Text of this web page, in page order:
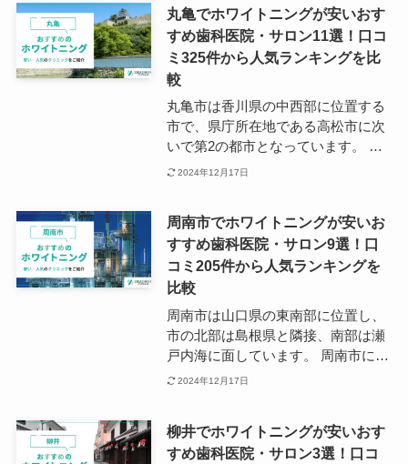
能なサロンや、歯科医院は多くあり
ますが、主に浜松駅周辺に点在して
いることが分かります。 浜松駅には
JR東海道本線、遠州鉄道 、東海
道・山陽新幹線、サンライズ出雲、
サンライズ瀬戸、ホームライナー浜
松の複数路線が乗り入れているた
め、電車を利用したアクセスも便利
です。
つ一方で、中心街までのアクセスが
良好ということから、若い世代や子
育て世帯に人気のエリアでもありま
す。 歯科医院の数はあまり多くあり
ませんが、穂積駅の近くにはホワイ
トニング特化のクリニックもあるな
ど、若い世代にも嬉しい環境が整っ
ています。
丸亀でホワイトニングが安いおす
すめ歯科医院・サロン11選！口コ
ミ325件から人気ランキングを比
較
丸亀市は香川県の中西部に位置する
市で、県庁所在地である高松市に次
いで第2の都市となっています。 市
内には石垣の名城と名高い丸亀城が
い場所となっています。 丸亀市の歯
科医院は丸亀駅を中心にJR予讃線沿
いと国道319号線沿いに多く点在し
ています。 営業終了時間は18時〜19
時頃が多い印象で、仕事帰りや学校
終わりにも通院することが可能で
す。
2024年12月17日
周南市でホワイトニングが安いお
すすめ歯科医院・サロン9選！口
コミ205件から人気ランキングを
比較
周南市は山口県の東南部に位置し、
市の北部は島根県と隣接、南部は瀬
戸内海に面しています。 周南市には
徳山駅という新幹線のぞみが停車す
き来することが可能です。 周南市の
歯科医院は山陽本線、山陽新幹線、
2024年12月17日
柳井でホワイトニングが安いおす
すめ歯科医院・サロン3選！口コ